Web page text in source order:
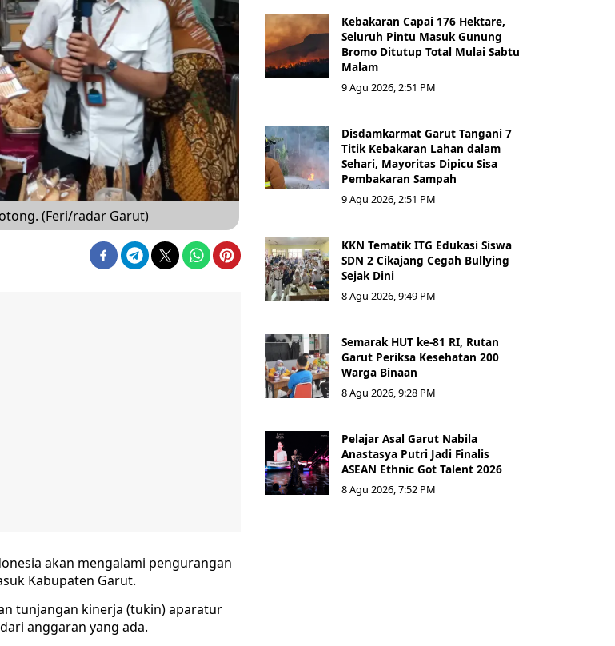
(Feri/radar Garut)
akan mengalami pengurangan
Kabupaten Garut.
tunjangan kinerja (tukin) aparatur
anggaran yang ada.
Kebakaran Capai 176 Hektare,
Seluruh Pintu Masuk Gunung
Bromo Ditutup Total Mulai Sabtu
Malam
9 Agu 2026, 2:51 PM
Disdamkarmat Garut Tangani 7
Titik Kebakaran Lahan dalam
Sehari, Mayoritas Dipicu Sisa
Pembakaran Sampah
9 Agu 2026, 2:51 PM
KKN Tematik ITG Edukasi Siswa
SDN 2 Cikajang Cegah Bullying
Sejak Dini
8 Agu 2026, 9:49 PM
Semarak HUT ke-81 RI, Rutan
Garut Periksa Kesehatan 200
Warga Binaan
8 Agu 2026, 9:28 PM
Pelajar Asal Garut Nabila
Anastasya Putri Jadi Finalis
ASEAN Ethnic Got Talent 2026
8 Agu 2026, 7:52 PM